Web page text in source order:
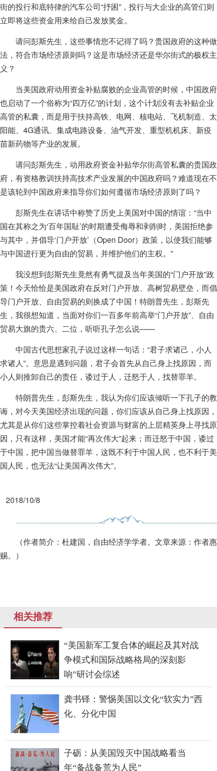
街的投行和底特律的汽车公司“抒困”，投行与大企业的高管们则
立即将这些资金用来给自己发放奖金。
请问彭斯先生，这些事情您不记得了吗？贵国政府的这种做
法，符合市场经济原则吗？这是市场经济还是华尔街式的极权主
义？
当美国政府动用资金补贴腐败的企业高管的时候，中国政府
也启动了一个俗称为“四万亿”的计划，这个计划没有去补贴企业
高管的私囊，而是用于扶持高铁、电网、核电站、飞机制造、太
阳能、4G通讯、集成电路设备、油气开发、重型机机床、新疫
苗新药物等产业的发展。
请问彭斯先生，动用政府资金补贴华尔街高管私囊的贵国政
府，有资格教训扶持高技术产业发展的中国政府吗？难道现在不
是该轮到中国政府来指导你们如何遵循市场经济原则了吗？
彭斯先生在讲话中称赞了历史上美国对中国的情谊：“当中
国在其称之为‘百年国耻’的时期遭受侮辱和剥削时，美国拒绝参
与其中，并倡导‘门户开放’（Open Door）政策，以使我们能够
与中国进行更为自由的贸易，并维护他们的主权。”
我没想到彭斯先生竟然有勇气提及当年美国的“门户开放”政
策！今天恰恰是美国政府在反对门户开放、高树贸易壁垒，而倡
导门户开放、自由贸易的则换成了中国！特朗普先生，彭斯先
生，我很想知道，当面对你们一百多年前高举“门户开放”、自由
贸易大旗的贵六、二位，听听孔子怎么说——
中国古代思想家孔子说过这样一句话：“君子求诸己，小人
求诸人”。意思是遇到问题，君子会首先从自己身上找原因，而
小人则推卸自己的责任，诿过于人，迁怒于人，找替罪羊。
特朗普先生，彭斯先生，我认为你们应该倾听一下孔子的教
诲，对今天美国经济出现的问题，你们应该从自己身上找原因，
尤其是从你们这些掌控着社会资源与财富的上层精英身上寻找原
因，只有这样，美国才能“再次伟大”起来；而迁怒于中国，诿过
于中国，把中国当做替罪羊，这既不利于中国人民，也不利于美
国人民，也无法“让美国再次伟大”。
2018/10/8
（作者简介：杜建国，自由经济学学者。文章来源：作者惠
赐。）
相关推荐
“美国新军工复合体的崛起及其对战
争模式和国际战略格局的深刻影
响”研讨会综述
龚书铎：警惕美国以文化“软实力”西
化、分化中国
子砺：从美国毁灭中国战略看当
年“备战备荒为人民”